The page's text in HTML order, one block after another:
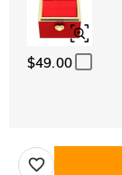
$49.00